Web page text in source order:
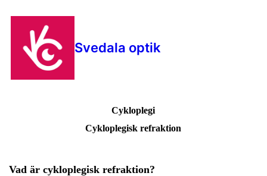
Svedala optik
Cykloplegi
Cykloplegisk refraktion
Vad är cykloplegisk refraktion?